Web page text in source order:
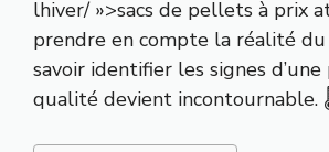
lhiver/ »>sacs de pellets à prix
prendre en compte la réalité du
savoir identifier les signes
qualité devient incontournable.